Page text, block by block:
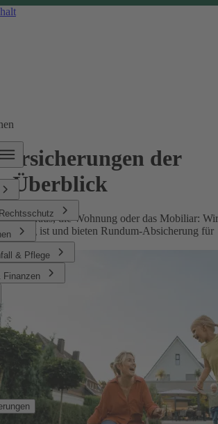
& Pflege
Finanzen
der
Überblick
fürs Haus, die Wohnung oder das Mobiliar: Wir
wichtig ist und bieten Rundum-Absicherung für